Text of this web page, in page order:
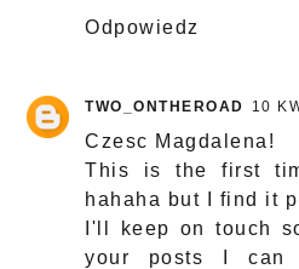
Odpowiedz
TWO_ONTHEROAD 10
Czesc Magdalena!
This is the first
hahaha but I find it
I'll keep on touch
your posts I can